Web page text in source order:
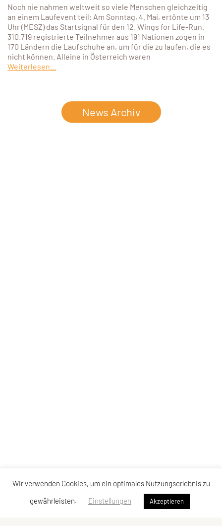
Noch nie nahmen weltweit so viele Menschen gleichzeitig
an einem Laufevent teil: Am Sonntag, 4. Mai, ertönte um 13
Uhr (MESZ) das Startsignal für den 12. Wings for Life-Run.
310.719 registrierte Teilnehmer aus 191 Nationen zogen in
170 Ländern die Laufschuhe an, um für die zu laufen, die es
nicht können. Alleine in Österreich waren
Weiterlesen...
News Archiv
Wir verwenden Cookies, um ein optimales Nutzungserlebnis zu
gewährleisten.
Einstellungen Akzeptieren